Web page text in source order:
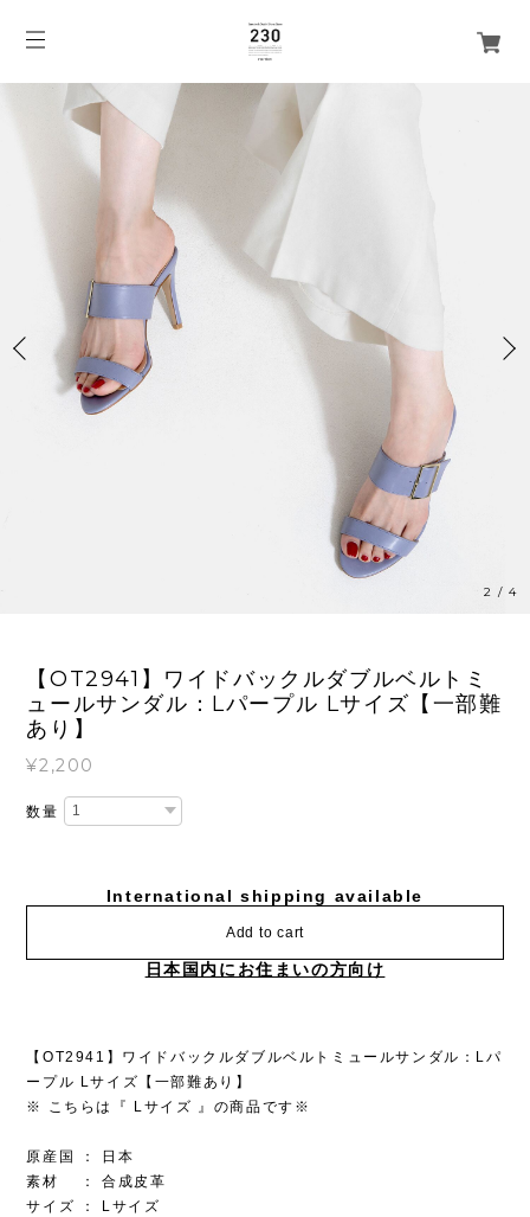
3 /4
【OT2941】ワイドバックルダブルベルトミ
ュールサンダル：Lパープル Lサイズ【一部難
あり】
¥2,200
数量
International shipping available
Add to cart
日本国内にお住まいの方向け
【OT2941】ワイドバックルダブルベルトミュールサンダル：Lパ
ープル Lサイズ【一部難あり】
※ こちらは『 Lサイズ 』の商品です※
原産国 ： 日本
素材 ： 合成皮革
サイズ ： Lサイズ